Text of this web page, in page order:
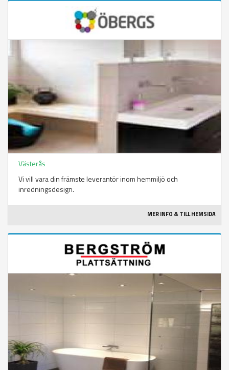
Västerås
Vi vill vara din främste leverantör inom hemmiljö och
inredningsdesign.
MER INFO & TILL HEMSIDA